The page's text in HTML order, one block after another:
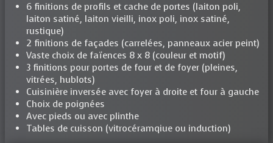
6 finitions de profils et cache de portes (laiton poli,
laiton satiné, laiton vieilli, inox poli, inox satiné,
rustique)
2 finitions de façades (carrelées, panneaux acier peint)
Vaste choix de faïences 8 x 8 (couleur et motif)
3 finitions pour portes de four et de foyer (pleines,
vitrées, hublots)
Cuisinière inversée avec foyer à droite et four à gauche
Choix de poignées
Avec pieds ou avec plinthe
Tables de cuisson (vitrocéramqiue ou induction)